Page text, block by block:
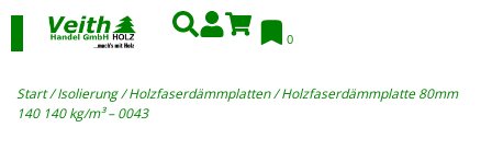
0
Start/Isolierung/Holzfaserdämmplatten/ Holzfaserdämmplatte 80mm
140 140 kg/m³ – 0043